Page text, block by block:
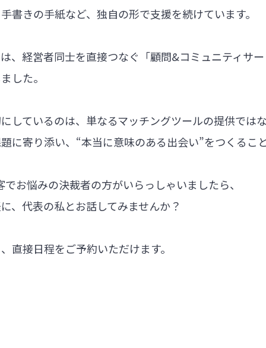
書きの手紙など、独自の形で支援を続けています。
、経営者同士を直接つなぐ「顧問&コミュニティサ
した。
しているのは、単なるマッチングツールの提供では
に寄り添い、“本当に意味のある出会い”をつくるこ
お悩みの決裁者の方がいらっしゃいましたら、
、代表の私とお話してみませんか？
直接日程をご予約いただけます。